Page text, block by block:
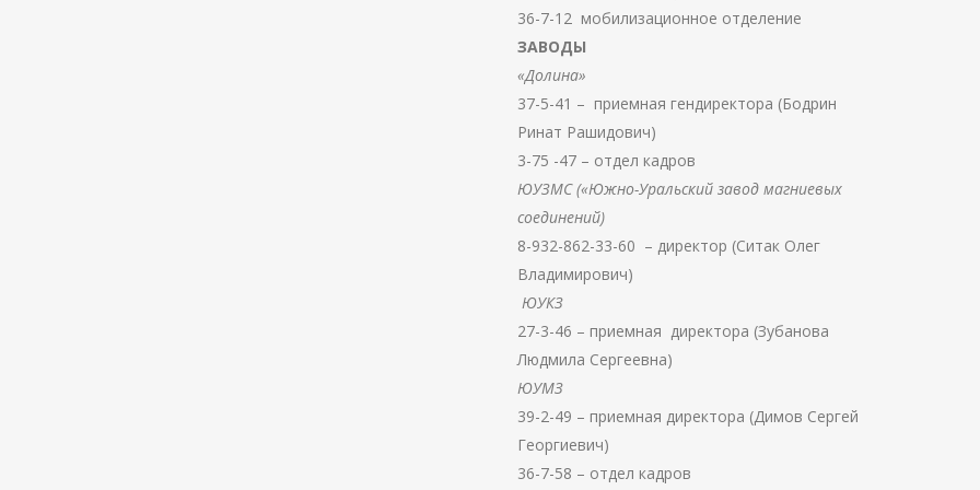
36-7-12 мобилизационное отделение
ЗАВОДЫ
«Долина»
37-5-41 – приемная гендиректора (Бодрин
Ринат Рашидович)
3-75 -47 – отдел кадров
ЮУЗМС («Южно-Уральский завод магниевых
соединений)
8-932-862-33-60 – директор (Ситак Олег
Владимирович)
ЮУКЗ
27-3-46 – приемная директора (Зубанова
Людмила Сергеевна)
ЮУМЗ
39-2-49 – приемная директора (Димов Сергей
Георгиевич)
36-7-58 – отдел кадров